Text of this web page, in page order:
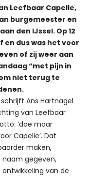
Leefbaar Capelle,
burgemeester en
den IJssel. Op 12
dus was het voor
of zij weer aan
“met pijn in
niet terug te
Ans Hartnagel
van Leefbaar
‘doe maar
Capelle’. Dat
maken,
naam gegeven,
van de